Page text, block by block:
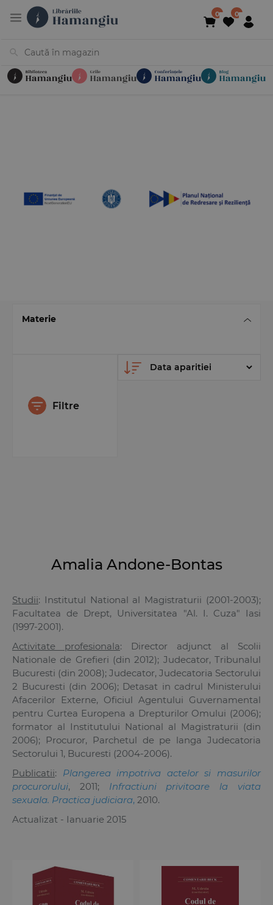
Materie
Filtre
Amalia Andone-Bontas
Studii: Institutul National al Magistraturii (2001-2003);
Facultatea de Drept, Universitatea "Al. I. Cuza" Iasi
(1997-2001).
Activitate profesionala: Director adjunct al Scolii
Nationale de Grefieri (din 2012); Judecator, Tribunalul
Bucuresti (din 2008); Judecator, Judecatoria Sectorului
2 Bucuresti (din 2006); Detasat in cadrul Ministerului
Afacerilor Externe, Oficiul Agentului Guvernamental
pentru Curtea Europena a Drepturilor Omului (2006);
formator al Institutului National al Magistraturii (din
2006); Procuror, Parchetul de pe langa Judecatoria
Sectorului 1, Bucuresti (2004-2006).
Publicatii: Plangerea impotriva actelor si masurilor
procurorului, 2011; Infractiuni privitoare la viata
sexuala. Practica judiciara, 2010.
Actualizat - Ianuarie 2015